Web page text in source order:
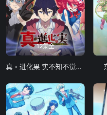
12集全
真・进化果 实不知不觉踏上胜利的人生